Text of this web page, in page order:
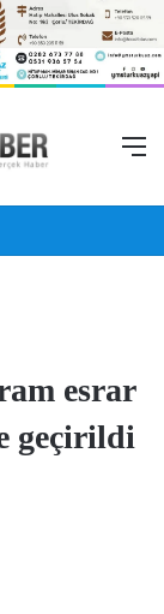
esrar
geçirildi